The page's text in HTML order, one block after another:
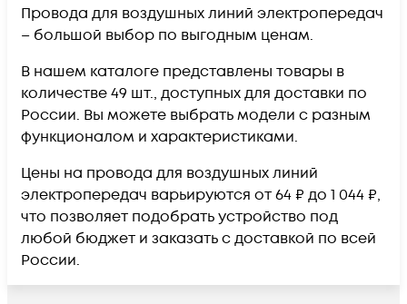
Провода для воздушных линий электропередач
– большой выбор по выгодным ценам.
В нашем каталоге представлены товары в
количестве 49 шт., доступных для доставки по
России. Вы можете выбрать модели с разным
функционалом и характеристиками.
Цены на провода для воздушных линий
электропередач варьируются от 64 ₽ до 1 044 ₽,
что позволяет подобрать устройство под
любой бюджет и заказать с доставкой по всей
России.